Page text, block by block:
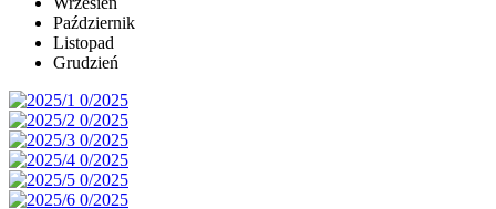
Październik
Listopad
Grudzień